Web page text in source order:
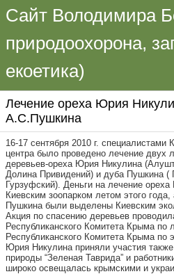
Сайт Володимира
природоохорона,
екоетика)
Лечение ореха Юрия
А.С.Пушкина
16-17 сентября 2010 г. специалистами
центра было проведено лечение двух
деревьев-ореха Юрия Никулина
Долина Привидений) и дуба Пушкина (
Гурзуфский). Деньги на лечение
Киевским зоопарком летом этого
Пушкина были выделены Киевским
Акция по спасению деревьев
Республиканского Комитета Крыма по
Республиканского Комитета Крыма по
Юрия Никулина приняли участия
природы “Зеленая Таврида” и
широко освещалась крымскими и